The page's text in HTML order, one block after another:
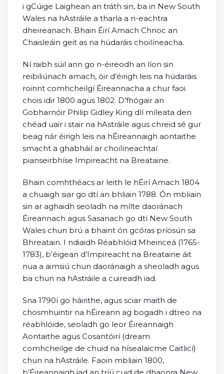
i gCúige Laighean an tráth sin, ba in New South
Wales na hAstráile a tharla a n-eachtra
dheireanach. Bhain Éirí Amach Chnoc an
Chaisleáin geit as na húdaráis choilíneacha.
Ní raibh súil ann go n-éireodh an líon sin
reibiliúnach amach, óir d’éirigh leis na húdaráis
roinnt comhcheilgí Éireannacha a chur faoi
chois idir 1800 agus 1802. D’fhógair an
Gobharnóir Philip Gidley King dlí míleata den
chéad uair i stair na hAstráile agus chreid sé gur
beag nár éirigh leis na hÉireannaigh aontaithe
smacht a ghabháil ar choilíneachtaí
pianseirbhíse Impireacht na Breataine.
Bhain comhthéacs ar leith le hÉirí Amach 1804
a chuaigh siar go dtí an bhliain 1788. Ón mbliain
sin ar aghaidh seoladh na mílte daoránach
Éireannach agus Sasanach go dtí New South
Wales chun brú a bhaint ón gcóras príosún sa
Bhreatain. I ndiaidh Réabhlóid Mheiriceá (1765-
1783), b’éigean d’Impireacht na Breataine áit
nua a aimsiú chun daoránaigh a sheoladh agus
ba chun na hAstráile a cuireadh iad.
Sna 1790í go háirithe, agus sciar maith de
chosmhuintir na hÉireann ag bogadh i dtreo na
réabhlóide, seoladh go leor Éireannaigh
Aontaithe agus Cosantóirí (dream
comhcheilge de chuid na hísealaicme Caitlicí)
chun na hAstráile. Faoin mbliain 1800,